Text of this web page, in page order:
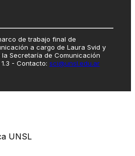
de trabajo final de
a cargo de Laura Svid y
Secretaría de Comunicación
- Contacto: sci@unsl.edu.ar
UNSL